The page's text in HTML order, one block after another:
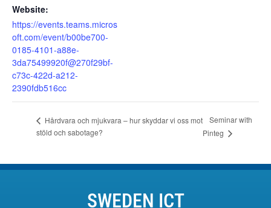
Website:
https://events.teams.micros
oft.com/event/b00be700-
0185-4101-a88e-
3da75499920f@270f29bf-
c73c-422d-a212-
2390fdb516cc
Hårdvara och mjukvara – hur skyddar vi oss mot
stöld och sabotage?
Seminar with
Pinteg
SWEDEN ICT